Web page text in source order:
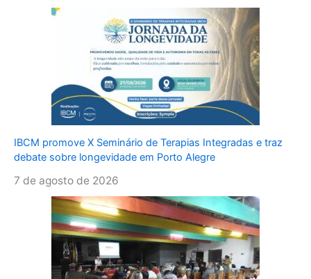
IBCM promove X Seminário de Terapias Integradas e traz
debate sobre longevidade em Porto Alegre
7 de agosto de 2026